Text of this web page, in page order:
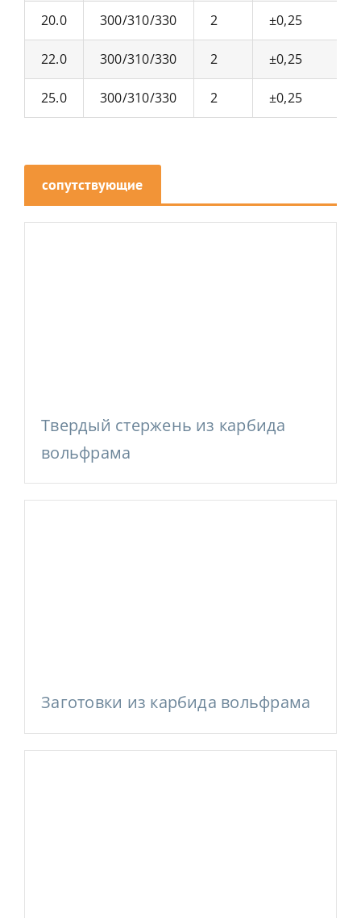
20.0 300/310/330 2 ±0,25
22.0 300/310/330 2 ±0,25
25.0 300/310/330 2 ±0,25
сопутствующие
товары
Твердый стержень из карбида
вольфрама
Заготовки из карбида вольфрама